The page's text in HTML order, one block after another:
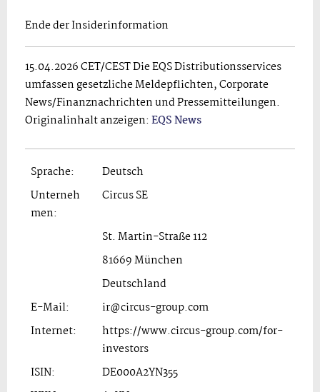
Ende der Insiderinformation
15.04.2026 CET/CEST Die EQS Distributionsservices
umfassen gesetzliche Meldepflichten, Corporate
News/Finanznachrichten und Pressemitteilungen.
Originalinhalt anzeigen: EQS News
Sprache:
Deutsch
Unterneh
men:
Circus SE
St. Martin-Straße 112
81669 München
Deutschland
E-Mail:
ir@circus-group.com
Internet:
https://www.circus-group.com/for-
investors
ISIN:
DE000A2YN355